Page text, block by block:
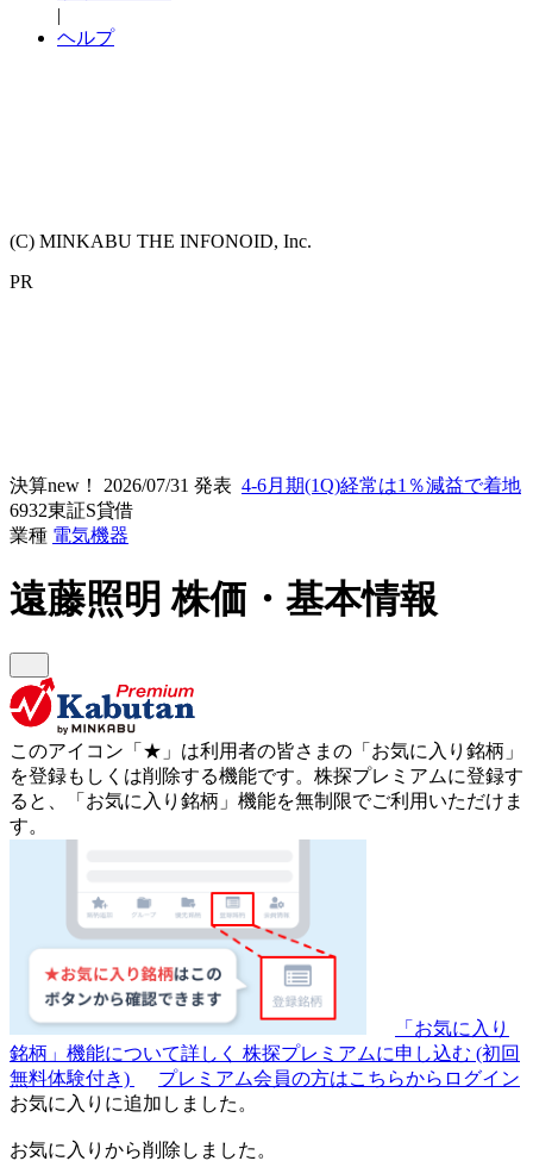
|
ヘルプ
(C) MINKABU THE INFONOID, Inc.
PR
決算new！ 2026/07/31 発表 4-6月期(1Q)経常は1％減益で着地
6932東証S貸借
業種 電気機器
遠藤照明株価・基本情報
このアイコン 「★」 は利用者の皆さまの 「お気に入り銘柄」
を登録もしくは削除する機能です。 株探プレミアムに登録す
ると、「お気に入り銘柄」機能を無制限でご利用いただけま
す。
「お気に入り
銘柄」機能について詳しく 株探プレミアムに申し込む (初回
無料体験付き)
プレミアム会員の方はこちらからログイン
お気に入りに追加しました。
お気に入りから削除しました。